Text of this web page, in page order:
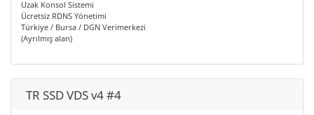
Uzak Konsol Sistemi
Ücretsiz RDNS Yönetimi
Türkiye / Bursa / DGN Verimerkezi
(Ayrılmış alan)
TR SSD VDS v4 #4